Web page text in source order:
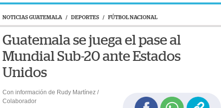
NOTICIAS GUATEMALA / DEPORTES / FÚTBOL NACIONAL
Guatemala se juega el pase al
Mundial Sub-20 ante Estados
Unidos
Con información de Rudy Martínez /
Colaborador